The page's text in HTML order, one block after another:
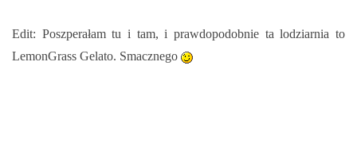
Edit: Poszperałam tu i tam, i prawdopodobnie ta lodziarnia to
LemonGrass Gelato. Smacznego